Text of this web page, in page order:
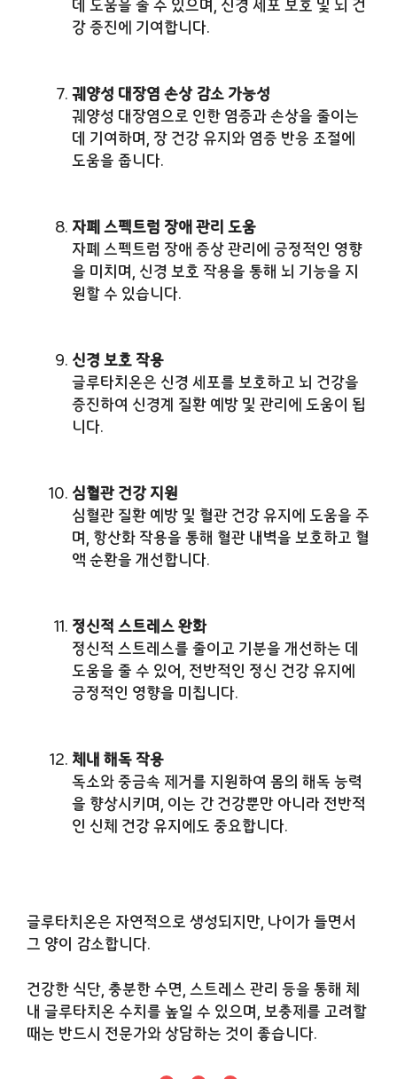
데 도움을 줄 수 있으며, 신경 세포 보호 및 뇌 건
강 증진에 기여합니다.
궤양성 대장염 손상 감소 가능성
궤양성 대장염으로 인한 염증과 손상을 줄이는
데 기여하며, 장 건강 유지와 염증 반응 조절에
도움을 줍니다.
자폐 스펙트럼 장애 관리 도움
자폐 스펙트럼 장애 증상 관리에 긍정적인 영향
을 미치며, 신경 보호 작용을 통해 뇌 기능을 지
원할 수 있습니다.
신경 보호 작용
글루타치온은 신경 세포를 보호하고 뇌 건강을
증진하여 신경계 질환 예방 및 관리에 도움이 됩
니다.
심혈관 건강 지원
심혈관 질환 예방 및 혈관 건강 유지에 도움을 주
며, 항산화 작용을 통해 혈관 내벽을 보호하고 혈
액 순환을 개선합니다.
정신적 스트레스 완화
정신적 스트레스를 줄이고 기분을 개선하는 데
도움을 줄 수 있어, 전반적인 정신 건강 유지에
긍정적인 영향을 미칩니다.
체내 해독 작용
독소와 중금속 제거를 지원하여 몸의 해독 능력
을 향상시키며, 이는 간 건강뿐만 아니라 전반적
인 신체 건강 유지에도 중요합니다.
글루타치온은 자연적으로 생성되지만, 나이가 들면서
그 양이 감소합니다.
건강한 식단, 충분한 수면, 스트레스 관리 등을 통해 체
내 글루타치온 수치를 높일 수 있으며, 보충제를 고려할
때는 반드시 전문가와 상담하는 것이 좋습니다.